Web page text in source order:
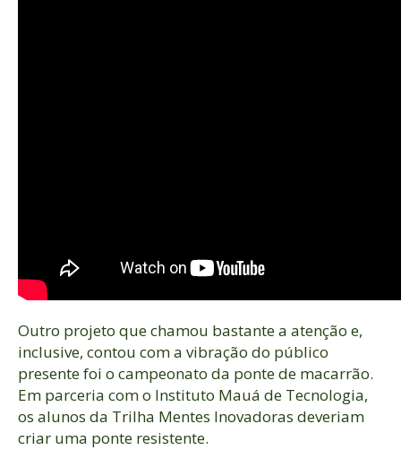
Outro projeto que chamou bastante a atenção e,
inclusive, contou com a vibração do público
presente foi o campeonato da ponte de macarrão.
Em parceria com o Instituto Mauá de Tecnologia,
os alunos da Trilha Mentes Inovadoras deveriam
criar uma ponte resistente.